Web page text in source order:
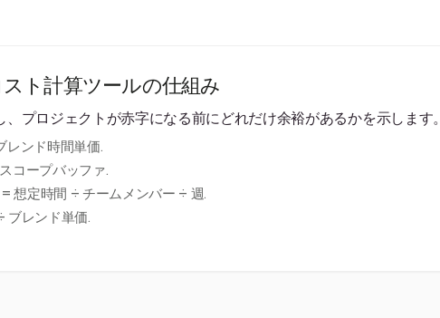
ト計算ツールの仕組み
プロジェクトが赤字になる前にどれだけ余裕があるかを示します。
レンド時間単価.
コープバッファ.
= 想定時間 ÷ チームメンバー ÷ 週.
ブレンド単価.